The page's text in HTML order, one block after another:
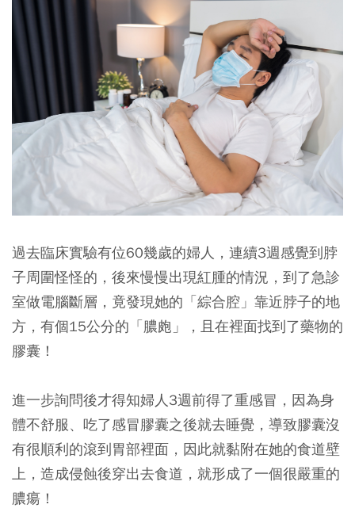
過去臨床實驗有位60幾歲的婦人，連續3週感覺到脖
子周圍怪怪的，後來慢慢出現紅腫的情況，到了急診
室做電腦斷層，竟發現她的「綜合腔」靠近脖子的地
方，有個15公分的「膿皰」，且在裡面找到了藥物的
膠囊！
進一步詢問後才得知婦人3週前得了重感冒，因為身
體不舒服、吃了感冒膠囊之後就去睡覺，導致膠囊沒
有很順利的滾到胃部裡面，因此就黏附在她的食道壁
上，造成侵蝕後穿出去食道，就形成了一個很嚴重的
膿瘍！